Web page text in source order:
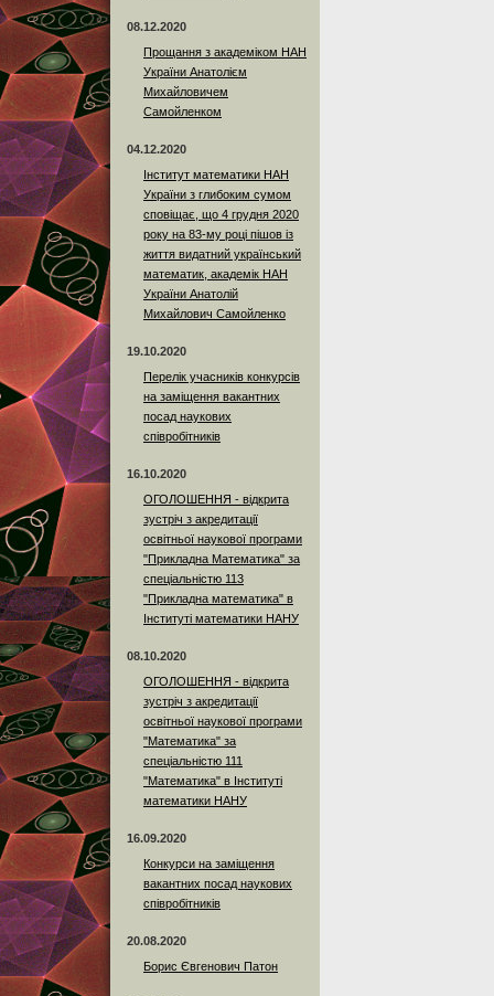
08.12.2020
Прощання з академіком НАН
України Анатолієм
Михайловичем
Самойленком
04.12.2020
Інститут математики НАН
України з глибоким сумом
сповіщає, що 4 грудня 2020
року на 83-му році пішов із
життя видатний український
математик, академік НАН
України Анатолій
Михайлович Самойленко
19.10.2020
Перелік учасників конкурсів
на заміщення вакантних
посад наукових
співробітників
16.10.2020
ОГОЛОШЕННЯ - відкрита
зустріч з акредитації
освітньої наукової програми
"Прикладна Математика" за
спеціальністю 113
"Прикладна математика" в
Інституті математики НАНУ
08.10.2020
ОГОЛОШЕННЯ - відкрита
зустріч з акредитації
освітньої наукової програми
"Математика" за
спеціальністю 111
"Математика" в Інституті
математики НАНУ
16.09.2020
Конкурси на заміщення
вакантних посад наукових
співробітників
20.08.2020
Борис Євгенович Патон